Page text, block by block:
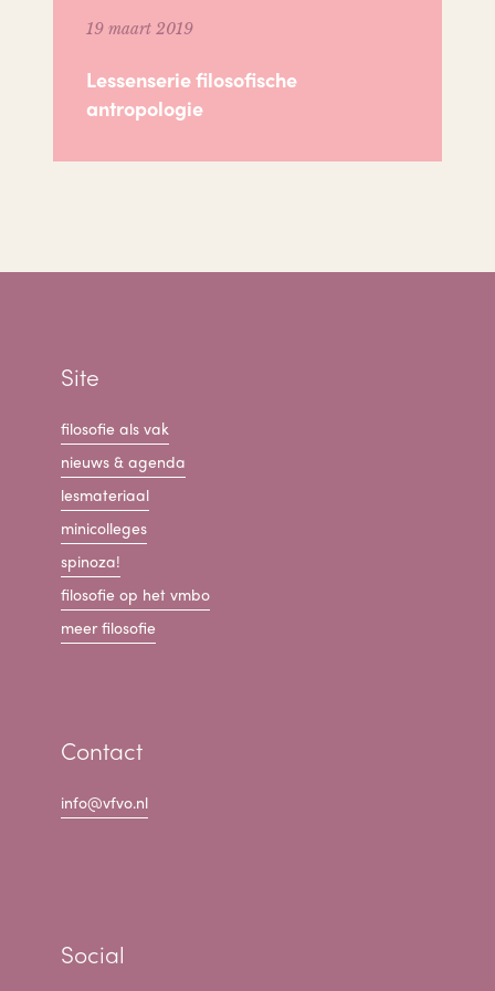
19 maart 2019
Lessenserie filosofische
antropologie
Site
filosofie als vak
nieuws & agenda
lesmateriaal
minicolleges
spinoza!
filosofie op het vmbo
meer filosofie
Contact
info@vfvo.nl
Social